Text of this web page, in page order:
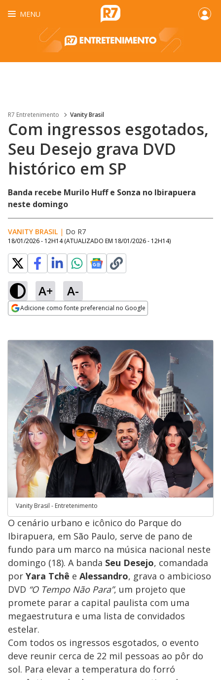
MENU
R7 Entretenimento Vanity Brasil
Com ingressos esgotados,
Seu Desejo grava DVD
histórico em SP
Banda recebe Murilo Huff e Sonza no Ibirapuera
neste domingo
VANITY BRASIL | Do R7
18/01/2026 - 12H14 (ATUALIZADO EM 18/01/2026 - 12H14)
A+ A-
Adicione como fonte preferencial no Google
Vanity Brasil - Entretenimento
O cenário urbano e icônico do Parque do
Ibirapuera, em São Paulo, serve de pano de
fundo para um marco na música nacional neste
domingo (18). A banda Seu Desejo, comandada
por Yara Tchê e Alessandro, grava o ambicioso
DVD “O Tempo Não Para”, um projeto que
promete parar a capital paulista com uma
megaestrutura e uma lista de convidados
estelar.
​Com todos os ingressos esgotados, o evento
deve reunir cerca de 22 mil pessoas ao pôr do
sol. Para elevar a temperatura do forró